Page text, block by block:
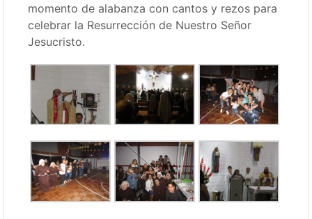
momento de alabanza con cantos y rezos para
celebrar la Resurrección de Nuestro Señor
Jesucristo.